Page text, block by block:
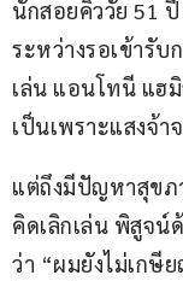
นักสอยคิววัย 51
ระหว่างรอเข้ารั
เล่น แอนโทนี แฮ
เป็นเพราะแสงจ้
แต่ถึงมีปัญหาสุขภ
คิดเลิกเล่น พิสูจน์
ว่า “ผมยังไม่เกษี